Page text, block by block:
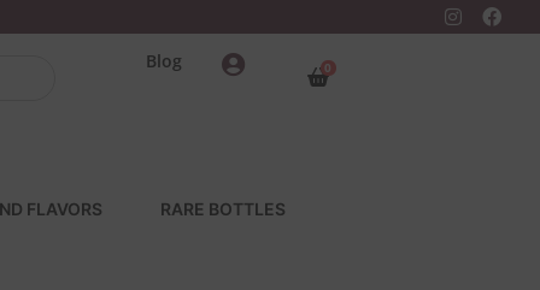
Blog 0
FLAVORS RARE BOTTLES